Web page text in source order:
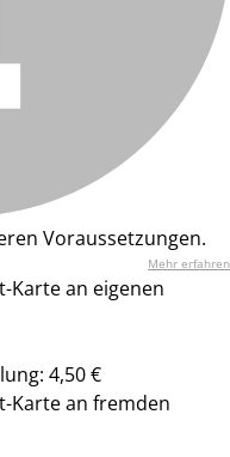
Voraussetzungen.
Mehr erfahren
Karte an eigenen
4,50 €
Karte an fremden